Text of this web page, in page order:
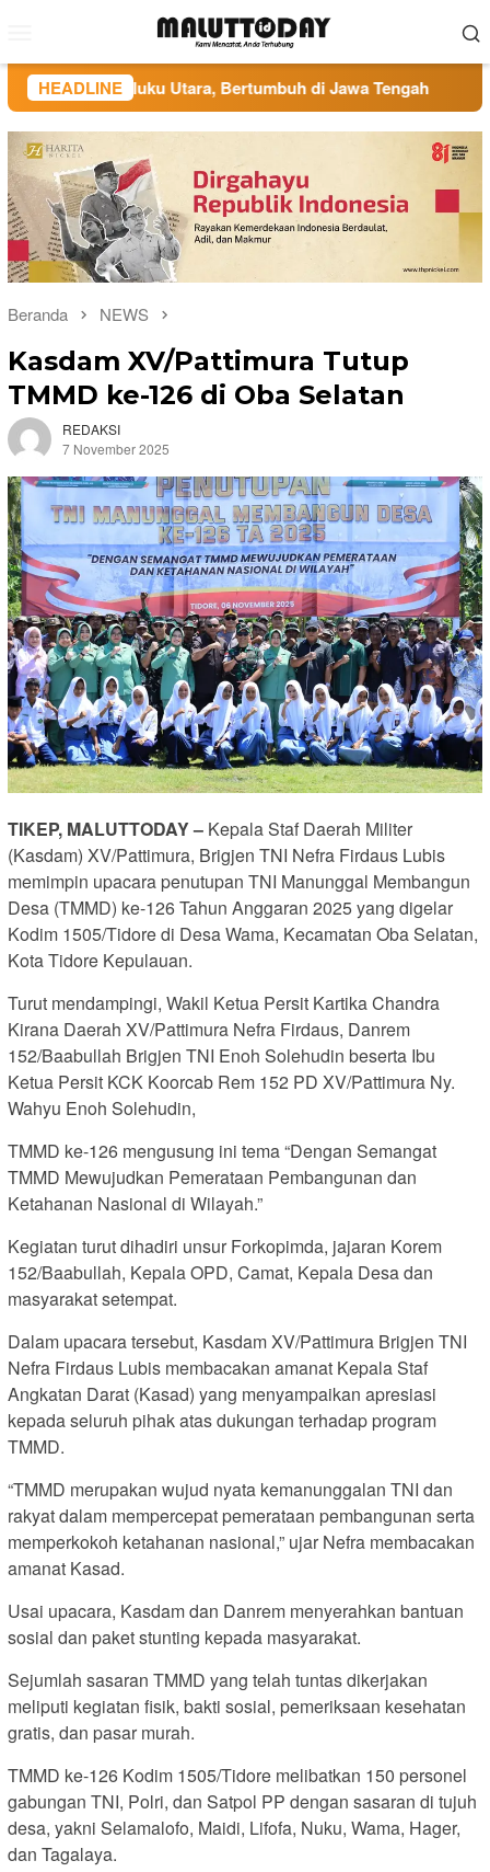
kontenMobile
HEADLINE
di Maluku Utara, Bertumbuh di Jawa Tengah
Beranda NEWS
Kasdam XV/Pattimura Tutup
TMMD ke-126 di Oba Selatan
REDAKSI
7 November 2025
TIKEP, MALUTTODAY – Kepala Staf Daerah Militer
(Kasdam) XV/Pattimura, Brigjen TNI Nefra Firdaus Lubis
memimpin upacara penutupan TNI Manunggal Membangun
Desa (TMMD) ke-126 Tahun Anggaran 2025 yang digelar
Kodim 1505/Tidore di Desa Wama, Kecamatan Oba Selatan,
Kota Tidore Kepulauan.
Turut mendampingi, Wakil Ketua Persit Kartika Chandra
Kirana Daerah XV/Pattimura Nefra Firdaus, Danrem
152/Baabullah Brigjen TNI Enoh Solehudin beserta Ibu
Ketua Persit KCK Koorcab Rem 152 PD XV/Pattimura Ny.
Wahyu Enoh Solehudin,
TMMD ke-126 mengusung ini tema “Dengan Semangat
TMMD Mewujudkan Pemerataan Pembangunan dan
Ketahanan Nasional di Wilayah.”
Kegiatan turut dihadiri unsur Forkopimda, jajaran Korem
152/Baabullah, Kepala OPD, Camat, Kepala Desa dan
masyarakat setempat.
Dalam upacara tersebut, Kasdam XV/Pattimura Brigjen TNI
Nefra Firdaus Lubis membacakan amanat Kepala Staf
Angkatan Darat (Kasad) yang menyampaikan apresiasi
kepada seluruh pihak atas dukungan terhadap program
TMMD.
“TMMD merupakan wujud nyata kemanunggalan TNI dan
rakyat dalam mempercepat pemerataan pembangunan serta
memperkokoh ketahanan nasional,” ujar Nefra membacakan
amanat Kasad.
Usai upacara, Kasdam dan Danrem menyerahkan bantuan
sosial dan paket stunting kepada masyarakat.
Sejumlah sasaran TMMD yang telah tuntas dikerjakan
meliputi kegiatan fisik, bakti sosial, pemeriksaan kesehatan
gratis, dan pasar murah.
TMMD ke-126 Kodim 1505/Tidore melibatkan 150 personel
gabungan TNI, Polri, dan Satpol PP dengan sasaran di tujuh
desa, yakni Selamalofo, Maidi, Lifofa, Nuku, Wama, Hager,
dan Tagalaya.